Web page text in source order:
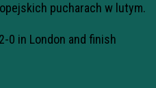
pucharach w lutym.
0 in London and finish